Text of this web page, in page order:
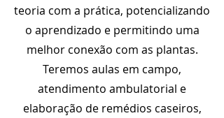
teoria com a prática, potencializando
o aprendizado e permitindo uma
melhor conexão com as plantas.
Teremos aulas em campo,
atendimento ambulatorial e
elaboração de remédios caseiros,